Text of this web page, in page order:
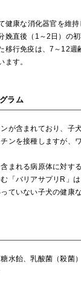
康な消化器官を維持
直後（1～2日）の初
行免疫は、7～12週
す。
ラム
が含まれており、子
ンを接種しますが、
まれる病原体に対す
「バリアサプリR」
ていない子犬の健康
水飴、乳酸菌（殺菌